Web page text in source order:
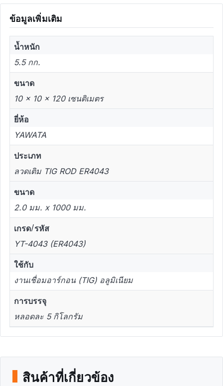
ข้อมูลเพิ่มเติม
น้ำหนัก
5.5 กก.
ขนาด
10 × 10 × 120 เซนติเมตร
ยี่ห้อ
YAWATA
ประเภท
ลวดเติม TIG ROD ER4043
ขนาด
2.0 มม. x 1000 มม.
เกรด/รหัส
YT-4043 (ER4043)
ใช้กับ
งานเชื่อมอาร์กอน (TIG) อลูมิเนียม
การบรรจุ
หลอดละ 5 กิโลกรัม
สินค้าที่เกี่ยวข้อง